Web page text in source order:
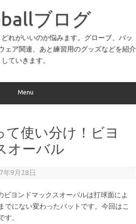
ブログ
れがいいのか悩みます。グローブ、バッ
ェア関連、あと練習用のグッズなどを紹介
していきます。
Menu
て使い分け！ビヨ
オーバル
年9月28日
ビヨンドマックスオーバルは打球面によ
でにない変わったバットです。今回はこ
す。